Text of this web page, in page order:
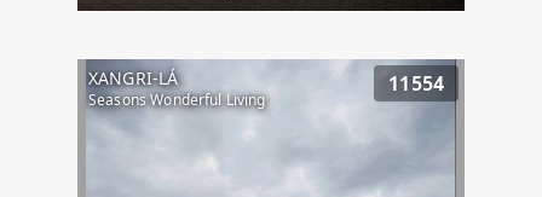
XANGRI-LÁ
Seasons Wonderful Living
11554